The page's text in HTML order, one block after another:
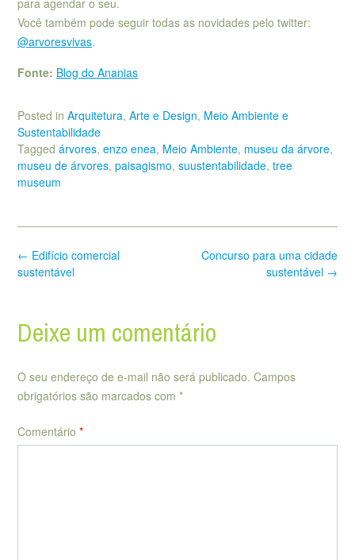
Você também pode seguir todas as novidades pelo twitter:
@arvoresvivas.
Fonte: Blog do Ananias
Posted in Arquitetura, Arte e Design, Meio Ambiente e
Sustentabilidade
Tagged árvores, enzo enea, Meio Ambiente, museu da árvore,
museu de árvores, paisagismo, suustentabilidade, tree
museum
Post
navigation
Concurso para uma cidade
sustentável →
← Edifício comercial
sustentável
Deixe um comentário
O seu endereço de e-mail não será publicado. Campos
obrigatórios são marcados com *
Comentário *